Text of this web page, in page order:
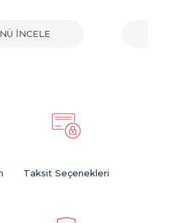
İNCELE
Taksit Seçenekleri